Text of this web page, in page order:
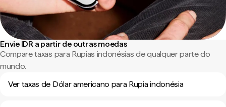
Envie IDR a partir de outras moedas
Compare taxas para Rupias indonésias de qualquer parte do
mundo.
Ver taxas de Dólar americano para Rupia indonésia